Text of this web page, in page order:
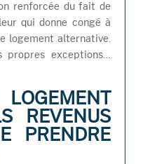
renforcée du fait de
qui donne congé à
logement alternative.
exceptions…
REVENUS
PRENDRE